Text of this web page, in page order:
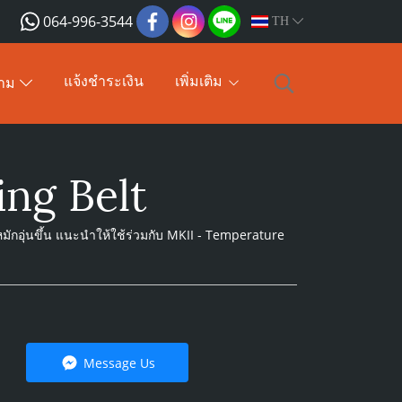
064-996-3544 TH
ม แจ้งชำระเงิน เพิ่มเติม
Belt
อุ่นขึ้น แนะนำให้ใช้ร่วมกับ MKII - Temperature
Message Us